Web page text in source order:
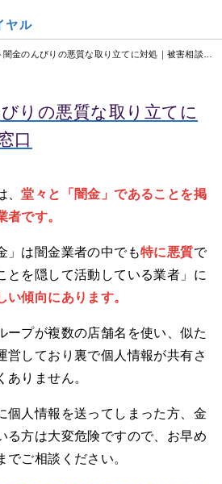
ヤル
闇金のんびりの悪質な取り立てに対処｜被害相談窓口
りの悪質な取り立てに
口
、堂々と「闇金」であることを掲
者です。
」は闇金業者の中でも特に悪質で
とを隠して活動している業者」に
い傾向にあります。
ープが複数の店舗名を使い、似た
営しており裏で個人情報が共有さ
りません。
個人情報を送ってしまった方、金
る方は大変危険ですので、お早め
でご相談ください。